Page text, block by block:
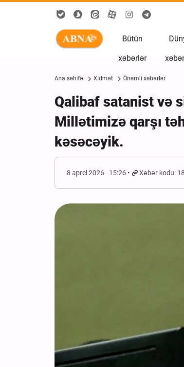
Bütün
xəbərlər
Ana səhifə Xidmət Önəmli xəbərlər
Qalibaf satanist və
Millətimizə qarşı
kəsəcəyik.
8 aprel 2026 - 15:26 Xəbər kodu: